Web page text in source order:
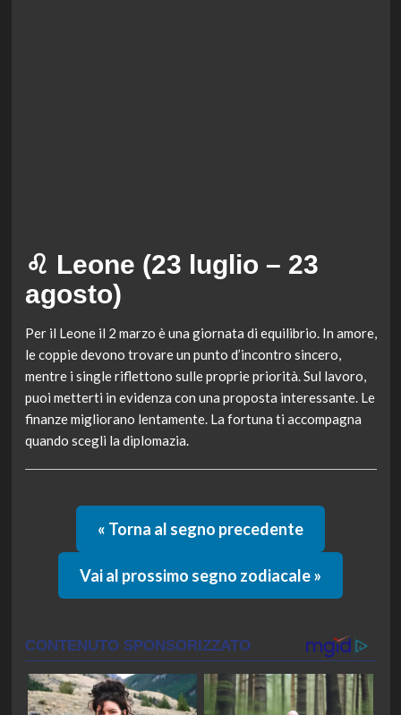
♌ Leone (23 luglio – 23
agosto)
Per il Leone il 2 marzo è una giornata di equilibrio. In amore,
le coppie devono trovare un punto d’incontro sincero,
mentre i single riflettono sulle proprie priorità. Sul lavoro,
puoi metterti in evidenza con una proposta interessante. Le
finanze migliorano lentamente. La fortuna ti accompagna
quando scegli la diplomazia.
« Torna al segno precedente
Vai al prossimo segno zodiacale »